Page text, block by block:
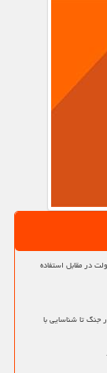
در مقابل استفاده
تا شناسایی با